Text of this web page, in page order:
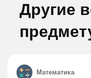
Другие
Математика